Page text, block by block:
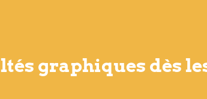
graphiques dès